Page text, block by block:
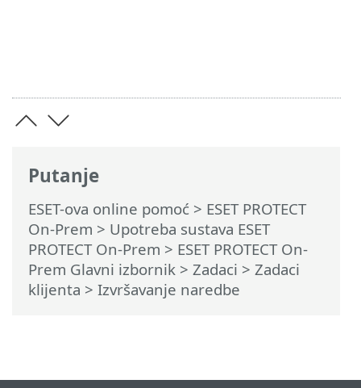
Putanje
ESET-ova online pomoć > ESET PROTECT
On-Prem > Upotreba sustava ESET
PROTECT On-Prem > ESET PROTECT On-
Prem Glavni izbornik > Zadaci > Zadaci
klijenta > Izvršavanje naredbe